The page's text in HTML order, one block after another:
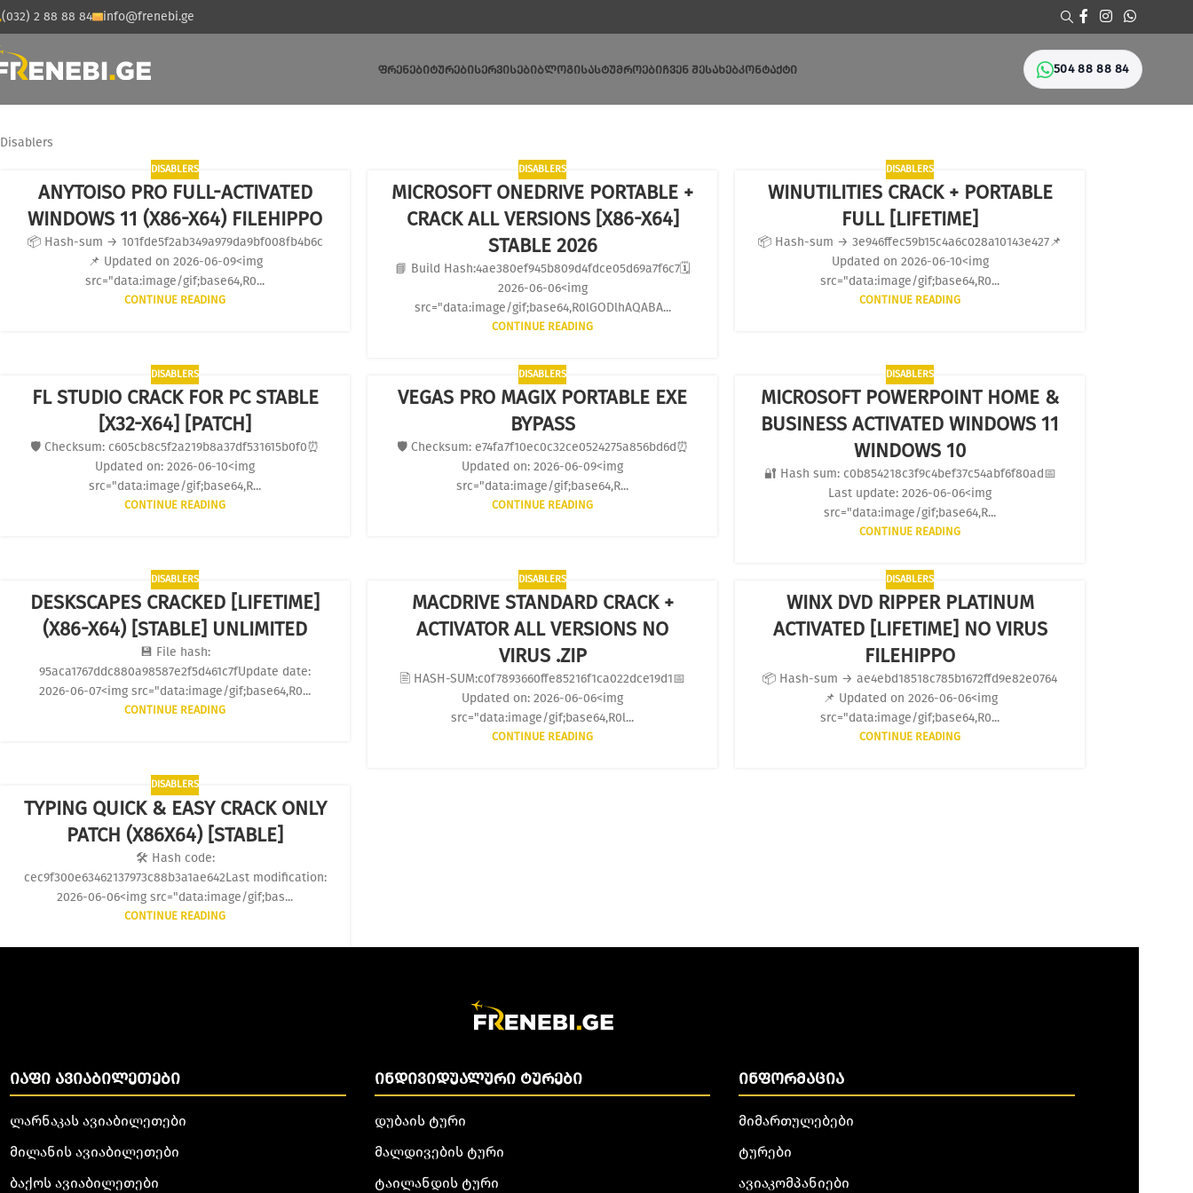
(032) 2 88 88 84 info@frenebi.ge
ᲤᲠᲔᲜᲔᲑᲘᲢᲣᲠᲔᲑᲘᲡᲔᲠᲕᲘᲡᲔᲑᲘᲑᲚᲝᲒᲘᲡᲐᲡᲢᲣᲛᲠᲝᲔᲑᲘᲩᲕᲔᲜ ᲨᲔᲡᲐᲮᲔᲑᲙᲝᲜᲢᲐᲥᲢᲘ 504 88 88 84
Disablers
DISABLERS
ANYTOISO PRO FULL-ACTIVATED
WINDOWS 11 (X86-X64) FILEHIPPO
📦 Hash-sum → 101fde5f2ab349a979da9bf008fb4b6c
📌 Updated on 2026-06-09<img
src="data:image/gif;base64,R0...
CONTINUE READING
DISABLERS
MICROSOFT ONEDRIVE PORTABLE +
CRACK ALL VERSIONS [X86-X64]
STABLE 2026
📘 Build Hash:4ae380ef945b809d4fdce05d69a7f6c7🗓
2026-06-06<img
src="data:image/gif;base64,R0lGODlhAQABA...
CONTINUE READING
DISABLERS
WINUTILITIES CRACK + PORTABLE
FULL [LIFETIME]
📦 Hash-sum → 3e946ffec59b15c4a6c028a10143e427📌
Updated on 2026-06-10<img
src="data:image/gif;base64,R0...
CONTINUE READING
DISABLERS
FL STUDIO CRACK FOR PC STABLE
[X32-X64] [PATCH]
🛡️ Checksum: c605cb8c5f2a219b8a37df531615b0f0⏰
Updated on: 2026-06-10<img
src="data:image/gif;base64,R...
CONTINUE READING
DISABLERS
VEGAS PRO MAGIX PORTABLE EXE
BYPASS
🛡️ Checksum: e74fa7f10ec0c32ce0524275a856bd6d⏰
Updated on: 2026-06-09<img
src="data:image/gif;base64,R...
CONTINUE READING
DISABLERS
MICROSOFT POWERPOINT HOME &
BUSINESS ACTIVATED WINDOWS 11
WINDOWS 10
🔐 Hash sum: c0b854218c3f9c4bef37c54abf6f80ad📅
Last update: 2026-06-06<img
src="data:image/gif;base64,R...
CONTINUE READING
DISABLERS
DESKSCAPES CRACKED [LIFETIME]
(X86-X64) [STABLE] UNLIMITED
💾 File hash:
95aca1767ddc880a98587e2f5d461c7fUpdate date:
2026-06-07<img src="data:image/gif;base64,R0...
CONTINUE READING
DISABLERS
MACDRIVE STANDARD CRACK +
ACTIVATOR ALL VERSIONS NO
VIRUS .ZIP
🖹 HASH-SUM:c0f7893660ffe85216f1ca022dce19d1📅
Updated on: 2026-06-06<img
src="data:image/gif;base64,R0l...
CONTINUE READING
DISABLERS
WINX DVD RIPPER PLATINUM
ACTIVATED [LIFETIME] NO VIRUS
FILEHIPPO
📦 Hash-sum → ae4ebd18518c785b1672ffd9e82e0764
📌 Updated on 2026-06-06<img
src="data:image/gif;base64,R0...
CONTINUE READING
DISABLERS
TYPING QUICK & EASY CRACK ONLY
PATCH (X86X64) [STABLE]
🛠 Hash code:
cec9f300e63462137973c88b3a1ae642Last modification:
2026-06-06<img src="data:image/gif;bas...
CONTINUE READING
ᲘᲐᲤᲘ ᲐᲕᲘᲐᲑᲘᲚᲔᲗᲔᲑᲘ
ლარნაკას ავიაბილეთები
მილანის ავიაბილეთები
ბაქოს ავიაბილეთები
ᲘᲜᲓᲘᲕᲘᲓᲣᲐᲚᲣᲠᲘ ᲢᲣᲠᲔᲑᲘ
დუბაის ტური
მალდივების ტური
ტაილანდის ტური
ᲘᲜᲤᲝᲠᲛᲐᲪᲘᲐ
მიმართულებები
ტურები
ავიაკომპანიები